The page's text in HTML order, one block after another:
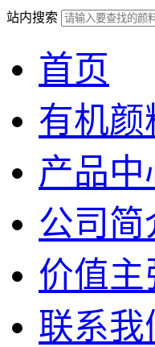
站内搜索
首页
有机颜
产品中
公司简
价值主
联系我